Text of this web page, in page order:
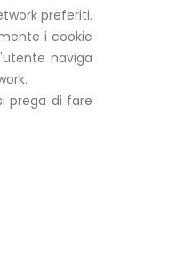
preferiti.
i cookie
naviga
prega di fare